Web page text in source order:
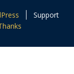
Support